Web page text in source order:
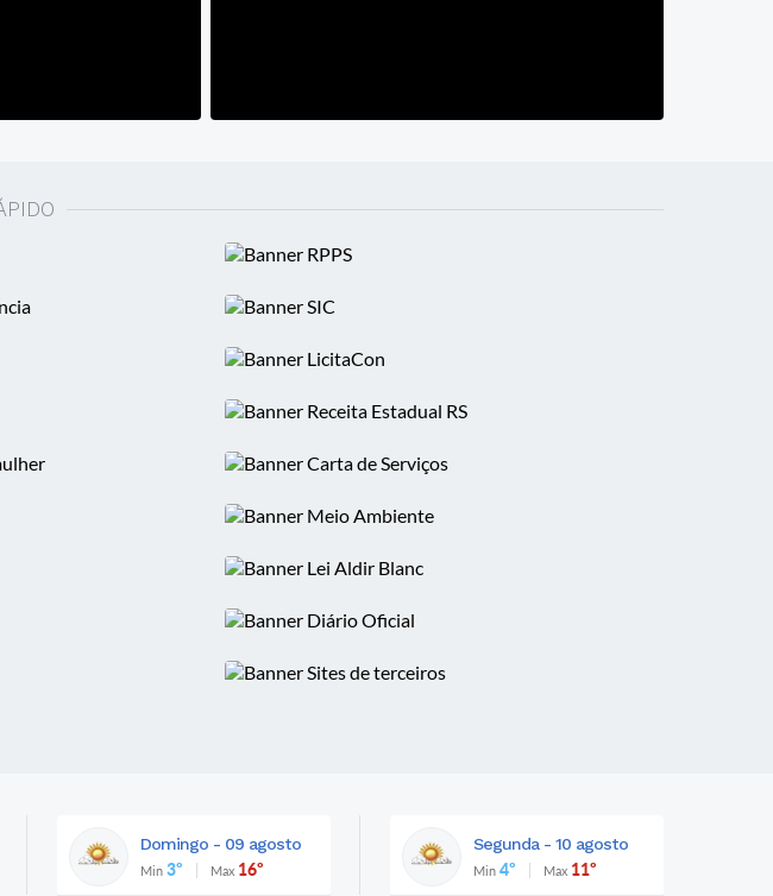
Domingo - 09 agosto
Min 3º Max 16º
Segunda - 10 agosto
Min 4º Max 11º